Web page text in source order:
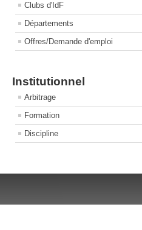
Clubs d'IdF
Départements
Offres/Demande d'emploi
Institutionnel
Arbitrage
Formation
Discipline